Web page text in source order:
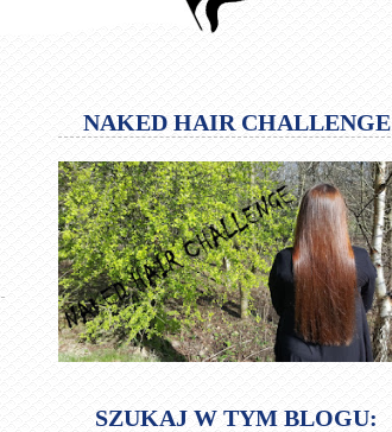
NAKED HAIR CHALLENGE
SZUKAJ W TYM BLOGU: